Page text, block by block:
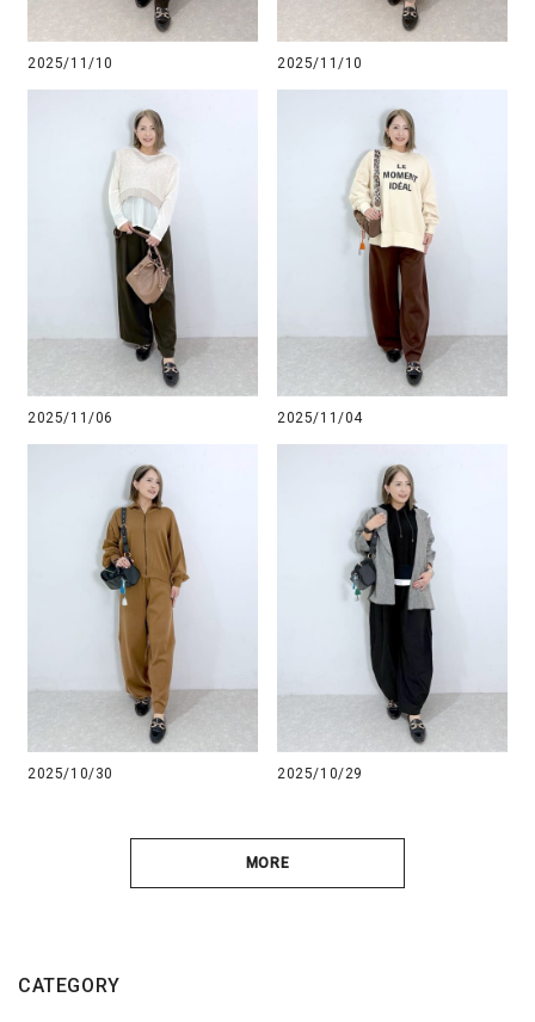
2025/11/10 2025/11/10
2025/11/06 2025/11/04
2025/10/30 2025/10/29
MORE
CATEGORY